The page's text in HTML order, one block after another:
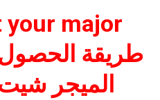
your major
الميجر